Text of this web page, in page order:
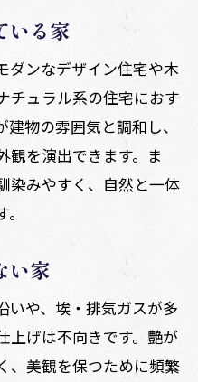
いる家
ダンなデザイン住宅や木
チュラル系の住宅におす
物の雰囲気と調和し、
観を演出できます。ま
染みやすく、自然と一体
い家
いや、埃・排気ガスが多
上げは不向きです。艶が
、美観を保つために頻繁